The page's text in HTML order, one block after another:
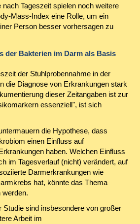
Tageszeit spielen noch weitere
Mass-Index eine Rolle, um ein
Person besser vorhersagen zu
der Bakterien im Darm als Basis
der Stuhlprobennahme in der
die Diagnose von Erkrankungen stark
dieser Zeitangaben ist zur
essenziell", ist sich
die Hypothese, dass
einen Einfluss auf
haben. Welchen Einfluss
im Tagesverlauf (nicht) verändert, auf
Darmerkrankungen wie
hat, könnte das Thema
werden.
Studie sind insbesondere von großer
Arbeit im